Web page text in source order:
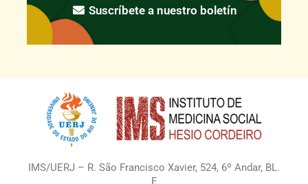
Suscríbete a nuestro boletín
IMS/UERJ – R. São Francisco Xavier, 524, 6º Andar, BL.
E